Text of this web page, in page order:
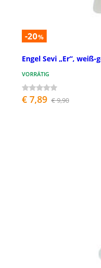
-20%
Engel Sevi „Er“,
VORRÄTIG
€ 7,89 € 9,90